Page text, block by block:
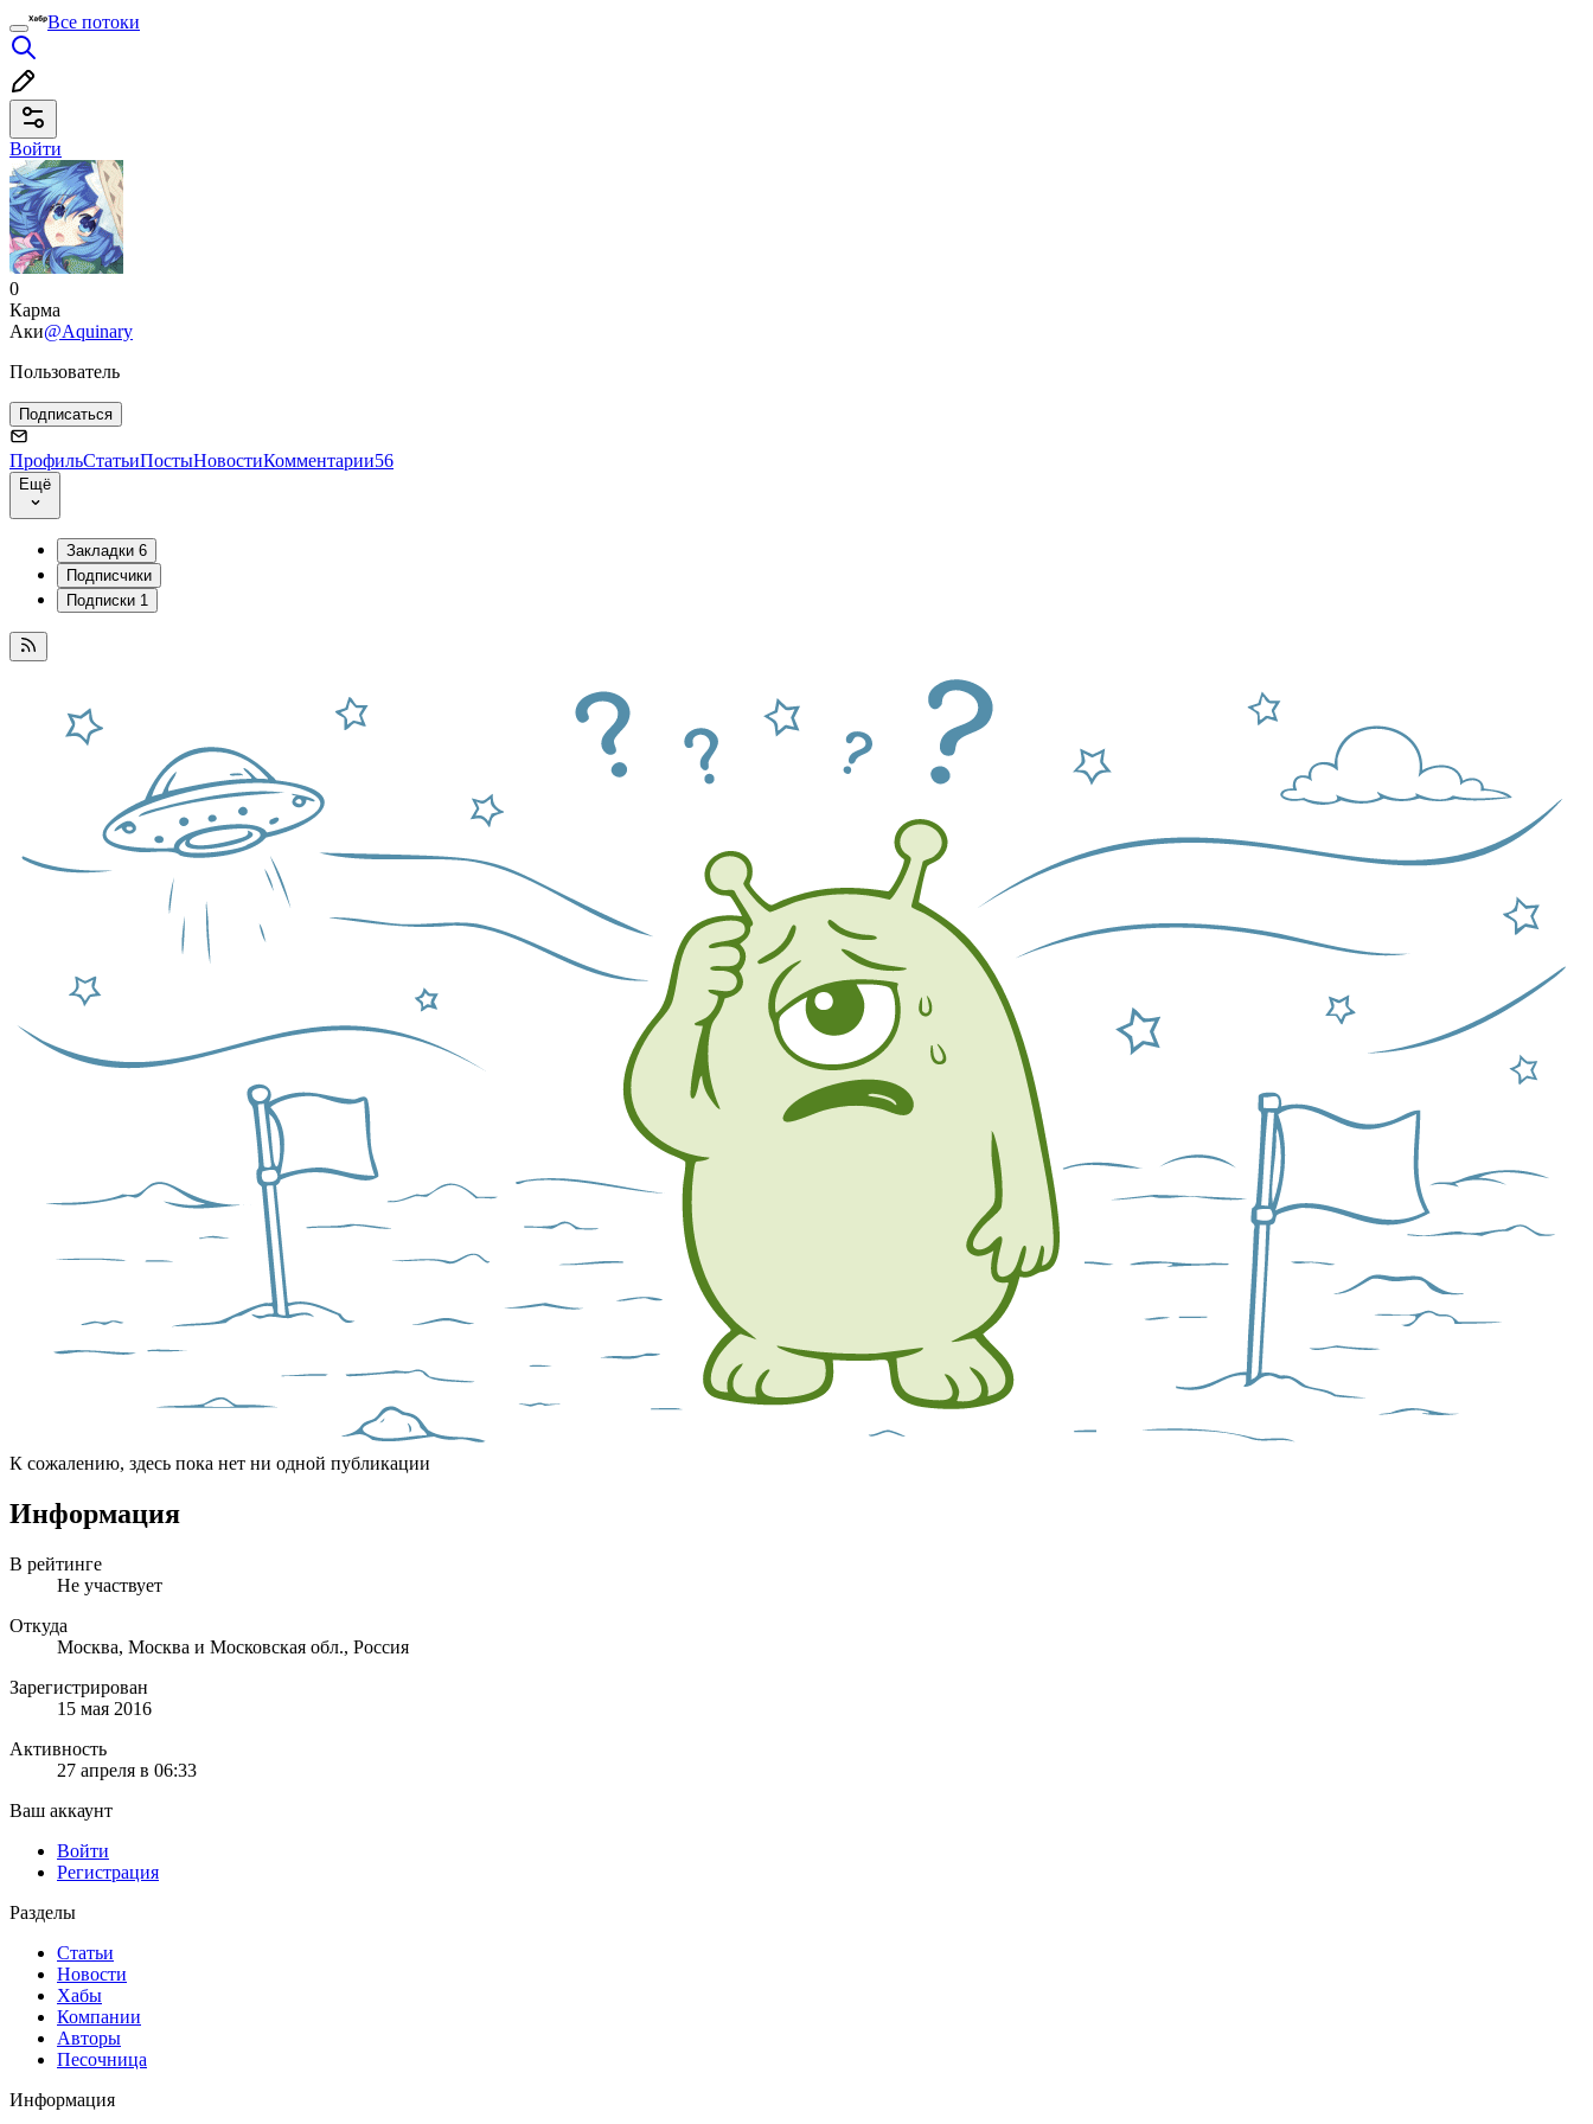
Все потоки
Войти
0
Карма
Аки@Aquinary
Пользователь
Подписаться
ПрофильСтатьиПостыНовостиКомментарии56
Ещё
Закладки 6
Подписчики
Подписки 1
К сожалению, здесь пока нет ни одной публикации
Информация
В рейтинге
Не участвует
Откуда
Москва, Москва и Московская обл., Россия
Зарегистрирован
15 мая 2016
Активность
27 апреля в 06:33
Ваш аккаунт
Войти
Регистрация
Разделы
Статьи
Новости
Хабы
Компании
Авторы
Песочница
Информация